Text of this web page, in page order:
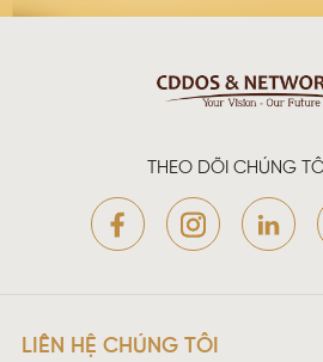
THEO DÕI CHÚNG
LIÊN HỆ CHÚNG TÔI